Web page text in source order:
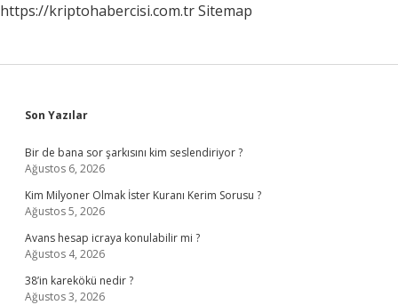
https://kriptohabercisi.com.trSitemap
Sidebar
Son Yazılar
Bir de bana sor şarkısını kim seslendiriyor ?
Ağustos 6, 2026
Kim Milyoner Olmak İster Kuranı Kerim Sorusu ?
Ağustos 5, 2026
Avans hesap icraya konulabilir mi ?
Ağustos 4, 2026
38’in karekökü nedir ?
Ağustos 3, 2026